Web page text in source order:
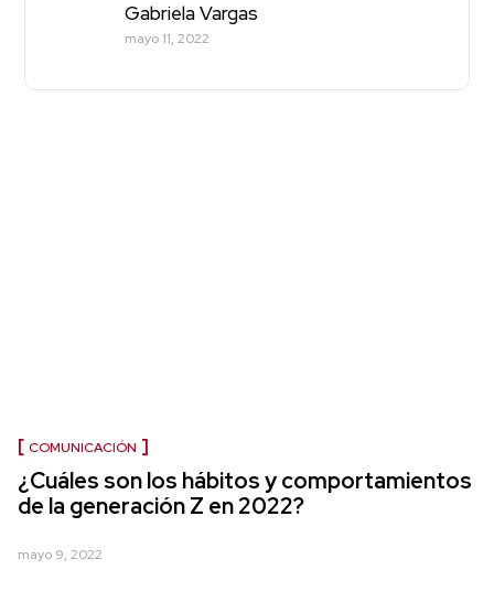
Gabriela Vargas
mayo 11, 2022
COMUNICACIÓN
¿Cuáles son los hábitos y comportamientos
de la generación Z en 2022?
mayo 9, 2022